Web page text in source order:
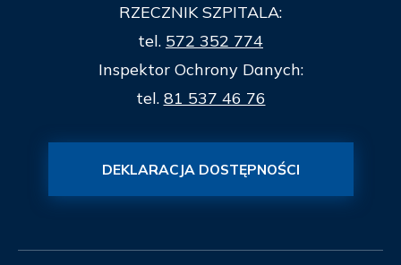
RZECZNIK SZPITALA:
tel. 572 352 774
Inspektor Ochrony Danych:
tel. 81 537 46 76
DEKLARACJA DOSTĘPNOŚCI